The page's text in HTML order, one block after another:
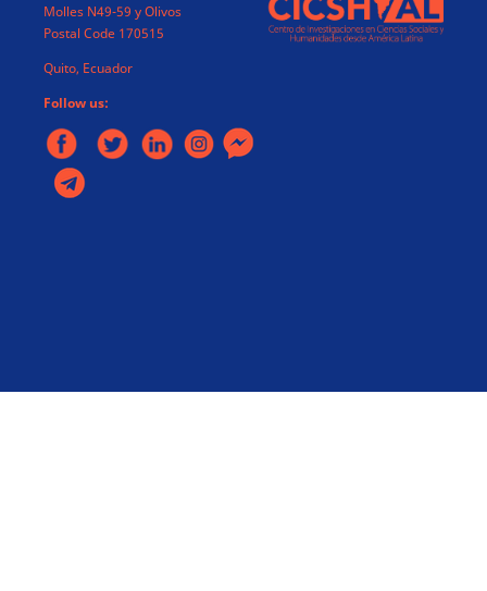
Molles N49-59 y Olivos
Postal Code 170515
Quito, Ecuador
Follow us: